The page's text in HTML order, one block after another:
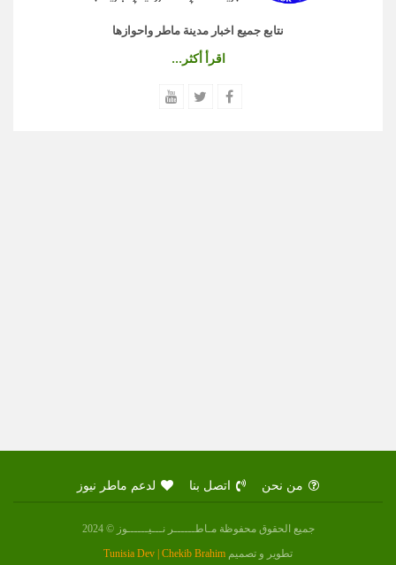
نتابع جميع اخبار مدينة ماطر واحوازها
اقرأ أكثر...
من نحن اتصل بنا لدعم ماطر نيوز
جميع الحقوق محفوظة مـاطــــــر نـــيــــــوز © 2024
تطوير و تصميم Tunisia Dev | Chekib Brahim